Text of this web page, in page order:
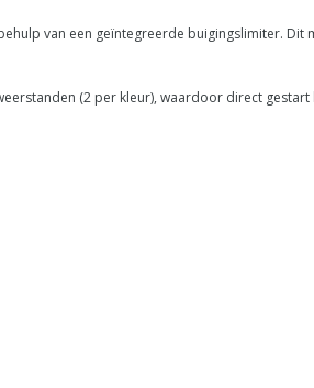
van een geïntegreerde buigingslimiter.
(2 per kleur), waardoor direct